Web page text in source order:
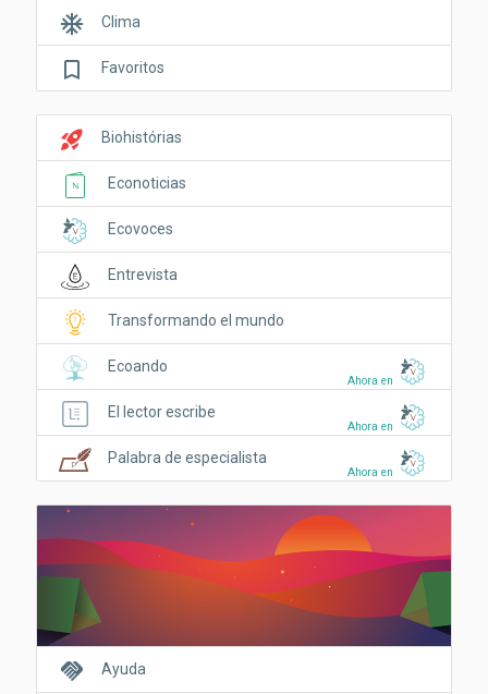
ac_unit Clima
bookmark_border Favoritos
rocket_launch Biohistórias
Econoticias
Ecovoces
Entrevista
Transformando el mundo
Ahora en
Ecoando
Ahora en
El lector escribe
Ahora en
Palabra de especialista
handshake Ayuda